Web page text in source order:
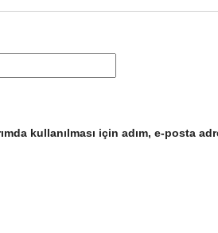
kullanılması için adım, e-posta